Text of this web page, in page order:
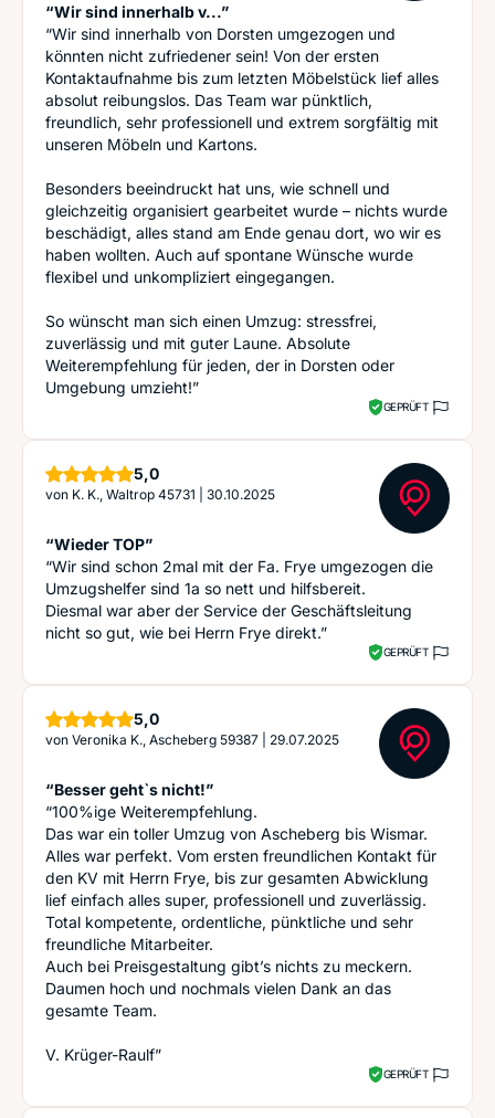
“Wir sind innerhalb v...”
“Wir sind innerhalb von Dorsten umgezogen und
könnten nicht zufriedener sein! Von der ersten
Kontaktaufnahme bis zum letzten Möbelstück lief alles
absolut reibungslos. Das Team war pünktlich,
freundlich, sehr professionell und extrem sorgfältig mit
unseren Möbeln und Kartons.
Besonders beeindruckt hat uns, wie schnell und
gleichzeitig organisiert gearbeitet wurde – nichts wurde
beschädigt, alles stand am Ende genau dort, wo wir es
haben wollten. Auch auf spontane Wünsche wurde
flexibel und unkompliziert eingegangen.
So wünscht man sich einen Umzug: stressfrei,
zuverlässig und mit guter Laune. Absolute
Weiterempfehlung für jeden, der in Dorsten oder
Umgebung umzieht!”
GEPRÜFT
5,0Sterne
von K. K., Waltrop 45731 30.10.2025
“Wieder TOP”
“Wir sind schon 2mal mit der Fa. Frye umgezogen die
Umzugshelfer sind 1a so nett und hilfsbereit.
Diesmal war aber der Service der Geschäftsleitung
nicht so gut, wie bei Herrn Frye direkt.”
GEPRÜFT
5,0Sterne
von Veronika K., Ascheberg 59387 29.07.2025
“Besser gehtˋs nicht!”
“100%ige Weiterempfehlung.
Das war ein toller Umzug von Ascheberg bis Wismar.
Alles war perfekt. Vom ersten freundlichen Kontakt für
den KV mit Herrn Frye, bis zur gesamten Abwicklung
lief einfach alles super, professionell und zuverlässig.
Total kompetente, ordentliche, pünktliche und sehr
freundliche Mitarbeiter.
Auch bei Preisgestaltung gibt’s nichts zu meckern.
Daumen hoch und nochmals vielen Dank an das
gesamte Team.
V. Krüger-Raulf”
GEPRÜFT